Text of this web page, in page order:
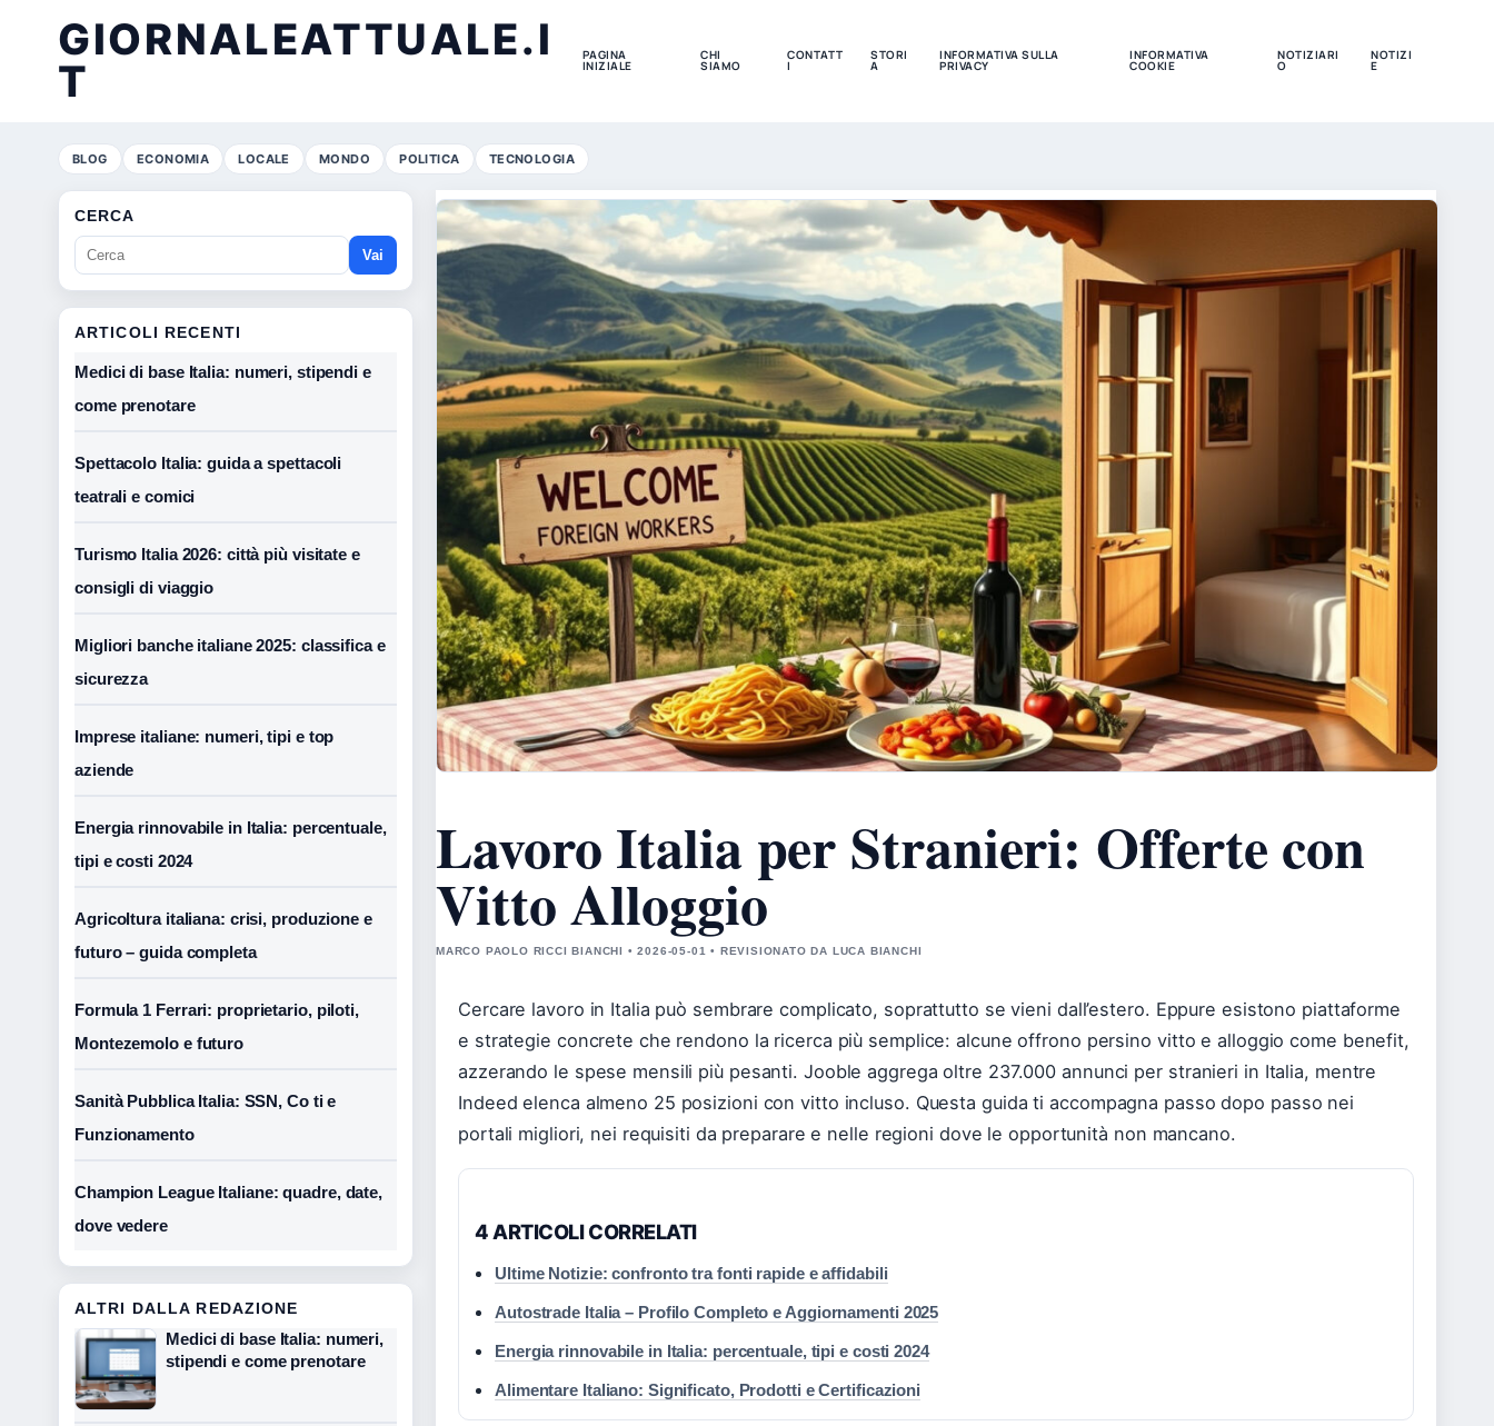
GIORNALEATTUALE.I
T
PAGINA
INIZIALE
CHI
SIAMO
CONTATT
I
STORI
A
INFORMATIVA SULLA
PRIVACY
INFORMATIVA
COOKIE
NOTIZIARI
O
NOTIZI
E
BLOG ECONOMIA LOCALE MONDO POLITICA TECNOLOGIA
Lavoro Italia per Stranieri: Offerte con
Vitto Alloggio
MARCO PAOLO RICCI BIANCHI • 2026-05-01 • REVISIONATO DA LUCA BIANCHI
Cercare lavoro in Italia può sembrare complicato, soprattutto se vieni dall’estero. Eppure esistono piattaforme
e strategie concrete che rendono la ricerca più semplice: alcune offrono persino vitto e alloggio come benefit,
azzerando le spese mensili più pesanti. Jooble aggrega oltre 237.000 annunci per stranieri in Italia, mentre
Indeed elenca almeno 25 posizioni con vitto incluso. Questa guida ti accompagna passo dopo passo nei
portali migliori, nei requisiti da preparare e nelle regioni dove le opportunità non mancano.
4 ARTICOLI CORRELATI
Ultime Notizie: confronto tra fonti rapide e affidabili
Autostrade Italia – Profilo Completo e Aggiornamenti 2025
Energia rinnovabile in Italia: percentuale, tipi e costi 2024
Alimentare Italiano: Significato, Prodotti e Certificazioni
CERCA
Vai
ARTICOLI RECENTI
Medici di base Italia: numeri, stipendi e
come prenotare
Spettacolo Italia: guida a spettacoli
teatrali e comici
Turismo Italia 2026: città più visitate e
consigli di viaggio
Migliori banche italiane 2025: classifica e
sicurezza
Imprese italiane: numeri, tipi e top
aziende
Energia rinnovabile in Italia: percentuale,
tipi e costi 2024
Agricoltura italiana: crisi, produzione e
futuro – guida completa
Formula 1 Ferrari: proprietario, piloti,
Montezemolo e futuro
Sanità Pubblica Italia: SSN, Co ti e
Funzionamento
Champion League Italiane: quadre, date,
dove vedere
ALTRI DALLA REDAZIONE
Medici di base Italia: numeri,
stipendi e come prenotare